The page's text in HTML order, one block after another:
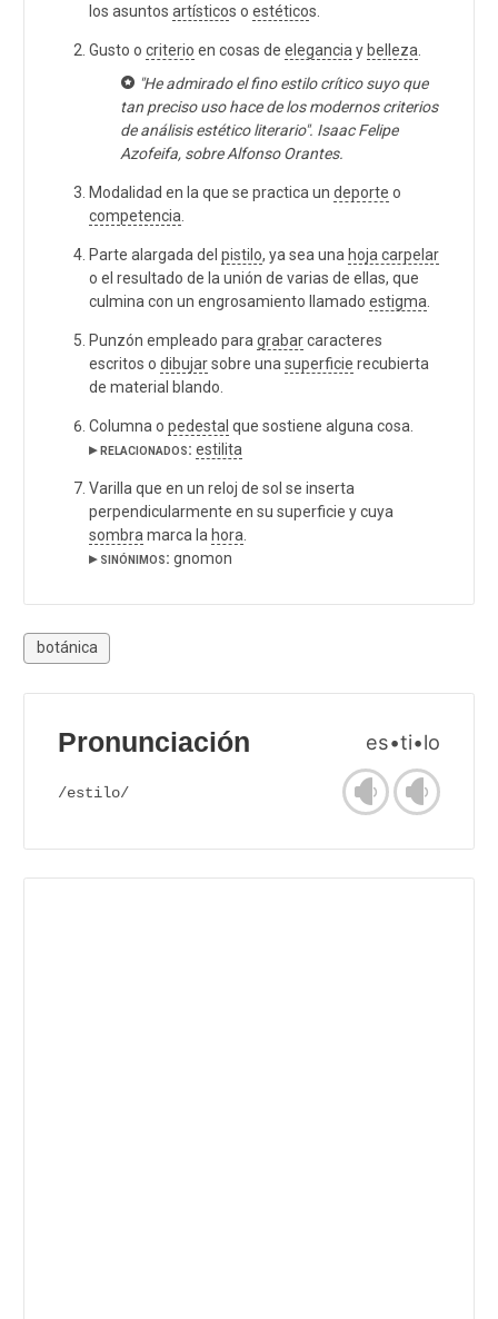
los asuntos artísticos o estéticos.
Gusto o criterio en cosas de elegancia y belleza
"He admirado el fino estilo crítico suyo que
tan preciso uso hace de los modernos criterios
de análisis estético literario". Isaac Felipe
Azofeifa, sobre Alfonso Orantes.
Modalidad en la que se practica un deporte o
competencia
Parte alargada del pistilo, ya sea una hoja carpelar
o el resultado de la unión de varias de ellas, que
culmina con un engrosamiento llamado estigma
Punzón empleado para grabarcaracteres
escritos o dibujarsobre una superficie recubierta
de material blando.
Columna o pedestal que sostiene alguna cosa.
▸ relacionados: estilita
Varilla que en un reloj de sol se inserta
perpendicularmente en su superficie y cuya
sombra marca la hora
▸ sinónimos: gnomon
botánica
Pronunciación es•ti•lo
/estilo/